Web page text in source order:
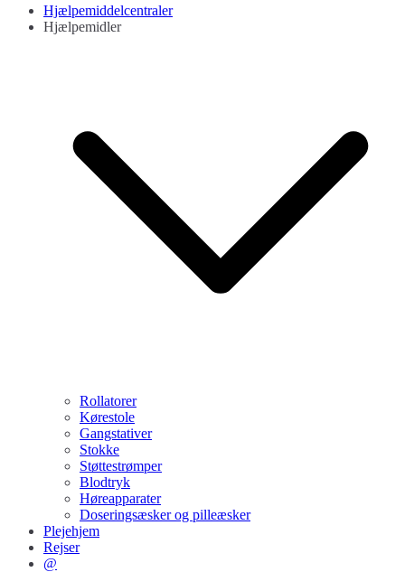
Hjælpemiddelcentraler
Hjælpemidler
Rollatorer
Kørestole
Gangstativer
Stokke
Støttestrømper
Blodtryk
Høreapparater
Doseringsæsker og pilleæsker
Plejehjem
Rejser
@